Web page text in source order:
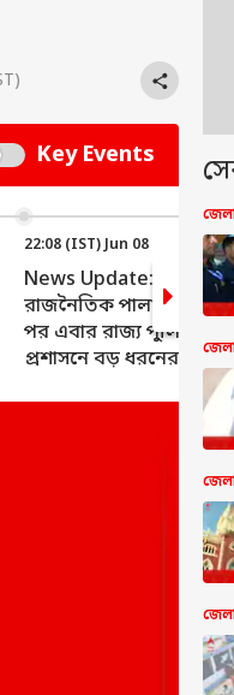
Key Events
22:08 (IST) Jun 08
News Update: রাজ্যে
রাজনৈতিক পালাবদলের
পর এবার রাজ্য পুলিশ
প্রশাসনে বড় ধরনের বদল